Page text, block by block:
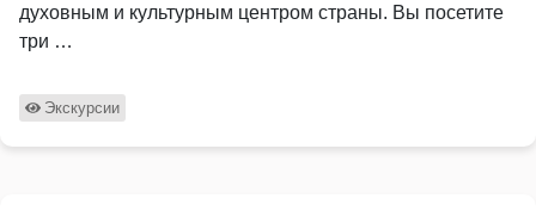
духовным и культурным центром страны. Вы посетите
три …
Экскурсии